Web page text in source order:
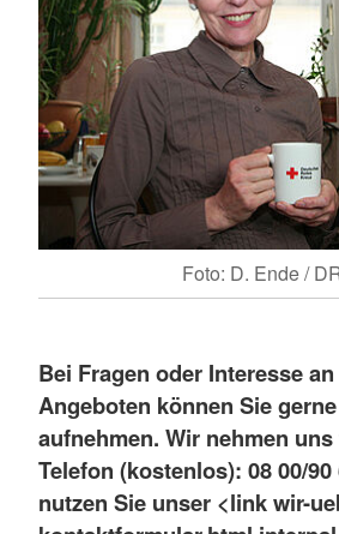
Foto: D. Ende /
Bei Fragen oder Interesse
Angeboten können Sie
aufnehmen. Wir nehmen
Telefon (kostenlos): 08 00/90
nutzen Sie unser <link wir-